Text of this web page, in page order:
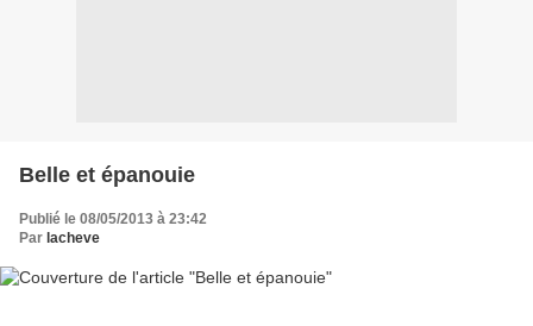
Belle et épanouie
Publié le 08/05/2013 à 23:42
Par lacheve